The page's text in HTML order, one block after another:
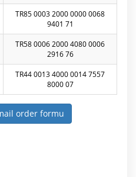
TR85 0003 2000 0000 0068
9401 71
TR58 0006 2000 4080 0006
2916 76
TR44 0013 4000 0014 7557
8000 07
order formu